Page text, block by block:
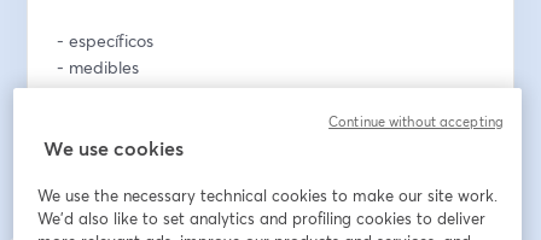
- específicos
- medibles
- alcanzables,
- y temporales
para lograr nuestras metas en cuanto a la búsqueda
de empleo (o la mejora en el mismo) se refiere.
We use cookies
We use the necessary technical cookies to make our site work.
We'd also like to set analytics and profiling cookies to deliver
Continue without accepting